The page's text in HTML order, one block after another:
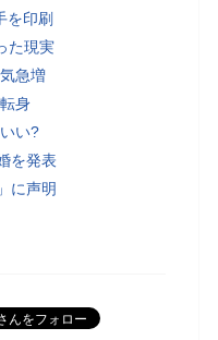
を印刷
た現実
急増
身
い?
を発表
に声明